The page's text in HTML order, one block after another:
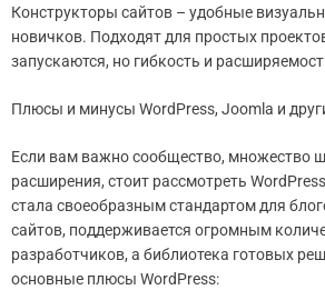
Конструкторы сайтов – удобные
новичков. Подходят для простых
запускаются, но гибкость и
Плюсы и минусы WordPress, Joomla и
Если вам важно сообщество, множество
расширения, стоит рассмотреть
стала своеобразным стандартом для
сайтов, поддерживается огромным
разработчиков, а библиотека готовых
основные плюсы WordPress: